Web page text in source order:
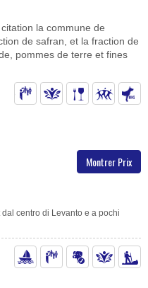
la commune de
de safran, et la fraction de
pommes de terre et fines
Montrer Prix
centro di Levanto e a pochi